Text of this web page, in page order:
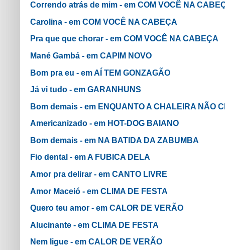
Correndo atrás de mim - em COM VOCÊ NA
Carolina - em COM VOCÊ NA CABEÇA
Pra que que chorar - em COM VOCÊ NA CABEÇA
Mané Gambá - em CAPIM NOVO
Bom pra eu - em AÍ TEM GONZAGÃO
Já vi tudo - em GARANHUNS
Bom demais - em ENQUANTO A CHALEIRA NÃO
Americanizado - em HOT-DOG BAIANO
Bom demais - em NA BATIDA DA ZABUMBA
Fio dental - em A FUBICA DELA
Amor pra delirar - em CANTO LIVRE
Amor Maceió - em CLIMA DE FESTA
Quero teu amor - em CALOR DE VERÃO
Alucinante - em CLIMA DE FESTA
Nem ligue - em CALOR DE VERÃO